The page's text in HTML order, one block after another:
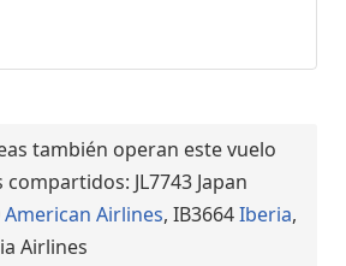
también operan este vuelo
JL7743 Japan
American Airlines, IB3664Iberia,
Airlines